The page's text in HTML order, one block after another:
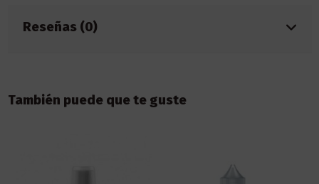
Reseñas (0)
También puede que te guste